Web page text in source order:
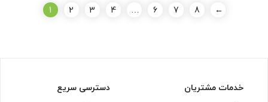
1 2 3 4 … 6 7 8 ←
خدمات مشتریان دسترسی سریع